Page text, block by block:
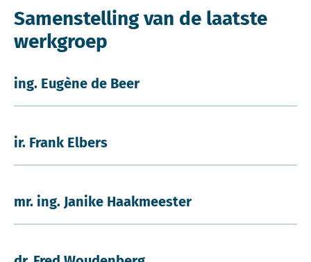
Samenstelling van de laatste
werkgroep
ing. Eugène de Beer
ir. Frank Elbers
mr. ing. Janike Haakmeester